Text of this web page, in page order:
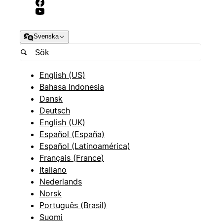
Svenska
English (US)
Bahasa Indonesia
Dansk
Deutsch
English (UK)
Español (España)
Español (Latinoamérica)
Français (France)
Italiano
Nederlands
Norsk
Português (Brasil)
Suomi